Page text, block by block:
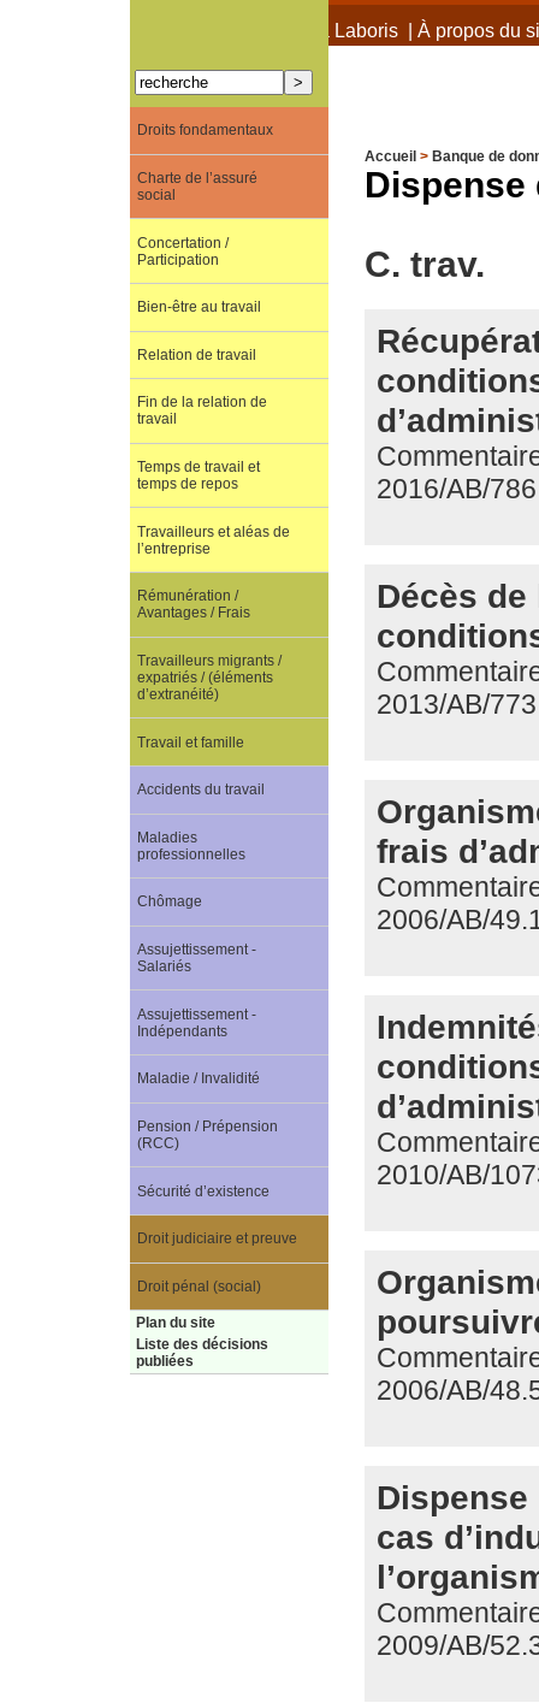
À propos de Terra Laboris| À propos du
Accueil > Banque de
Dispense
C. trav.
2016/AB/786
Décès
2013/AB/773
frais
2006/AB/
2010/AB/
2006/AB/
Dispense
cas
2009/AB/
Droits fondamentaux
Charte de l’assuré
social
Concertation /
Participation
Bien-être au travail
Relation de travail
Fin de la relation de
travail
Temps de travail et
temps de repos
Travailleurs et aléas de
l’entreprise
Rémunération /
Avantages / Frais
Travailleurs migrants /
expatriés / (éléments
d’extranéité)
Travail et famille
Accidents du travail
Maladies
professionnelles
Chômage
Assujettissement -
Salariés
Assujettissement -
Indépendants
Maladie / Invalidité
Pension / Prépension
(RCC)
Sécurité d’existence
Droit judiciaire et preuve
Droit pénal (social)
Plan du site
Liste des décisions
publiées